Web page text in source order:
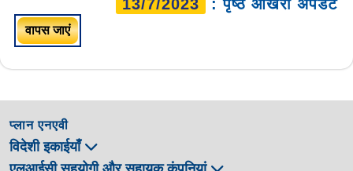
13/7/2023 : पृष्ठ आखरी अपडेट
वापस जाएं
प्लान एनएवी
विदेशी इकाईयाँ